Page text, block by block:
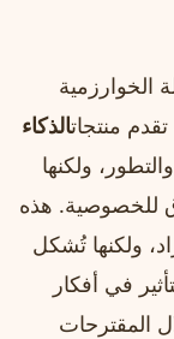
الخوارزمية
منتجاتالذكاء
ولكنها
للخصوصية. هذه
ولكنها تُشكل
في أفكار
المقترحات